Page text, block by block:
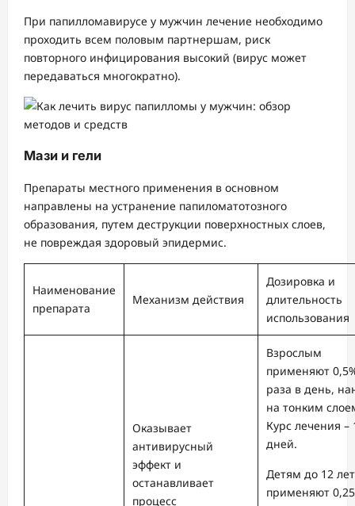
При папилломавирусе у мужчин лечение необходимо
проходить всем половым партнершам, риск
повторного инфицирования высокий (вирус может
передаваться многократно).
Мази и гели
Препараты местного применения в основном
направлены на устранение папиломатотозного
образования, путем деструкции поверхностных слоев,
не повреждая здоровый эпидермис.
Наименование
препарата
Механизм действия
Дозировка и
длительность
использования
Оказывает
антивирусный
эффект и
останавливает
процесс
Взрослым
применяют
раза в день,
на тонким
Курс лечения –
дней.
Детям до 12 лет
применяют